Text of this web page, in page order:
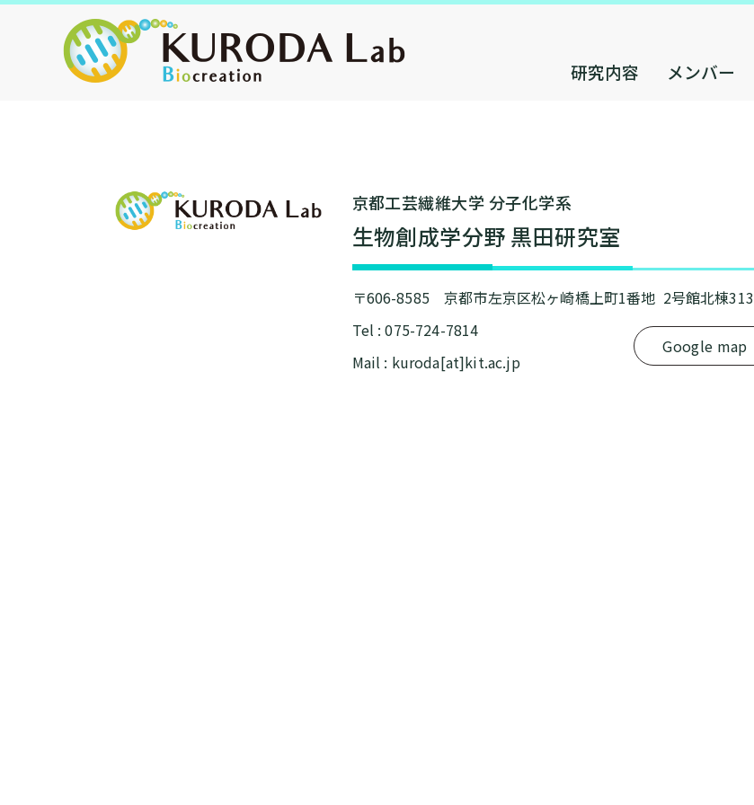
研究内容 メンバー
京都⼯芸繊維⼤学 分⼦化学系
⽣物創成学分野 黒⽥研究室
〒606-8585 京都市左京区松ヶ崎橋上町1番地 2号館北棟313
Tel : 075-724-7814
Mail : kuroda[at]kit.ac.jp
Google map